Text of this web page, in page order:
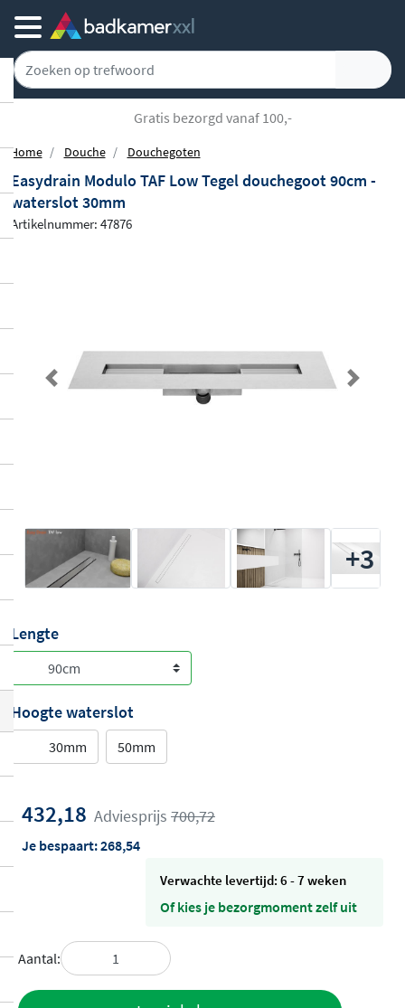
Gratis bezorgd vanaf 100,-
Home Douche Douchegoten
Easydrain Modulo TAF Low Tegel douchegoot 90cm -
waterslot 30mm
Artikelnummer: 47876
Previous Next
+3
Lengte
Hoogte waterslot
30mm 50mm
432,18 Adviesprijs 700,72
Je bespaart:268,54
Verwachte levertijd: 6 - 7 weken
Of kies je bezorgmoment zelf uit
Aantal: